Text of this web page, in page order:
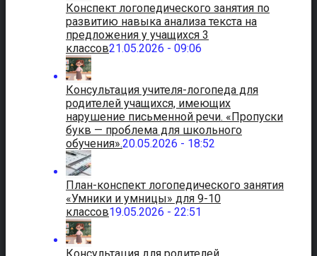
Конспект логопедического занятия по
развитию навыка анализа текста на
предложения у учащихся 3
классов21.05.2026 - 09:06
Консультация учителя-логопеда для
родителей учащихся, имеющих
нарушение письменной речи. «Пропуски
букв — проблема для школьного
обучения».20.05.2026 - 18:52
План-конспект логопедического занятия
«Умники и умницы» для 9-10
классов19.05.2026 - 22:51
Консультация для родителей